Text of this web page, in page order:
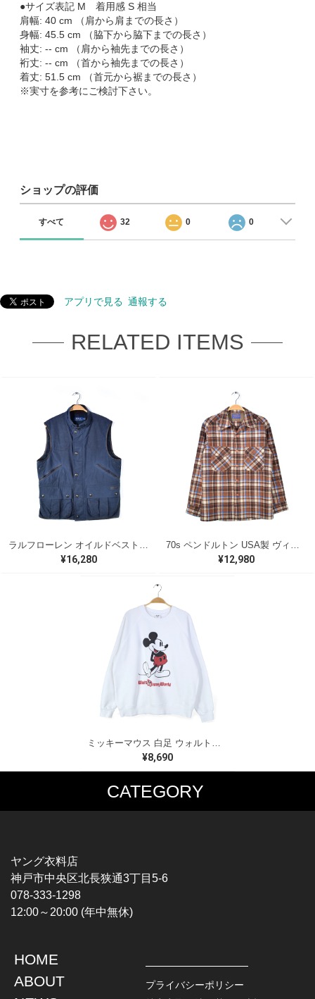
●サイズ表記 M 着用感 S 相当
肩幅: 40 cm （肩から肩までの長さ）
身幅: 45.5 cm （脇下から脇下までの長さ）
袖丈: -- cm （肩から袖先までの長さ）
裄丈: -- cm （首から袖先までの長さ）
着丈: 51.5 cm （首元から裾までの長さ）
※実寸を参考にご検討下さい。
ショップの評価
すべて 32 0 0
アプリで見る 通報する
RELATED ITEMS
¥16,280 ¥12,980
ミッキーマウス 白足 ウォルトディズニーオフィシャル スウェット ホワイト WALT DISNEY WORLD ウォルトディズニーオフィシャル サイズXL相当 古着 CF0995
¥8,690
CATEGORY
MUSIC TEE
HARDCORE / PUNK
PROGLESSIVE ROCK
POPS
SOUL / R&B
T-SHIRTS
CHAMPION
TOPS
L / S SHIRT
JACKET
DENIM
ヤング衣料店
神戸市中央区北長狭通3丁目5-6
078-333-1298
12:00～20:00 (年中無休)
HOME
ABOUT
プライバシーポリシー